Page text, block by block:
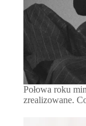
Połowa roku
zrealizowane.